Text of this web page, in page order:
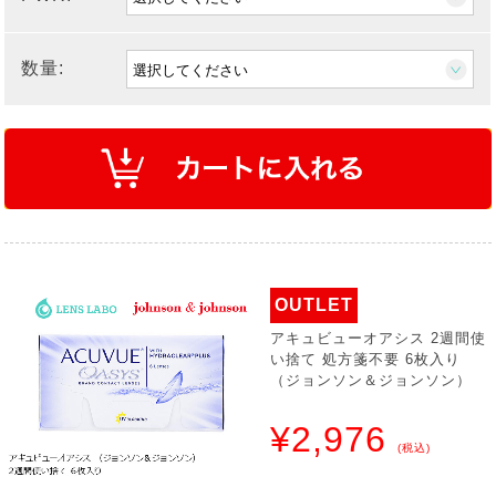
数量:
OUTLET
アキュビューオアシス 2週間使
い捨て 処方箋不要 6枚入り
（ジョンソン＆ジョンソン）
¥2,976(税込)